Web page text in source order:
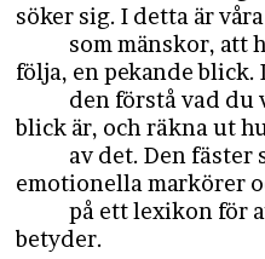
söker sig. I detta är
som mänskor, att
följa, en pekande blick.
den förstå vad du
blick är, och räkna ut
av det. Den fäster
emotionella markörer
​på ett lexikon för
betyder.